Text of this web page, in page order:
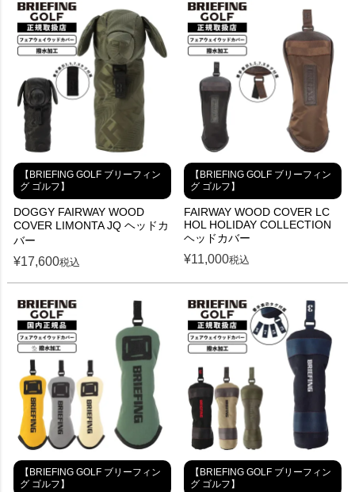
【BRIEFING GOLF ブリーフィン
グ ゴルフ】
DOGGY FAIRWAY WOOD
COVER LIMONTA JQ ヘッドカ
バー
¥17,600税込
【BRIEFING GOLF ブリーフィン
グ ゴルフ】
FAIRWAY WOOD COVER LC
HOL HOLIDAY COLLECTION
ヘッドカバー
¥11,000税込
【BRIEFING GOLF ブリーフィン
グ ゴルフ】
【BRIEFING GOLF ブリーフィン
グ ゴルフ】